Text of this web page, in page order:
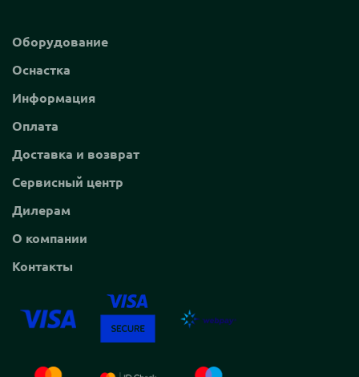
Оборудование
Оснастка
Информация
Оплата
Доставка и возврат
Сервисный центр
Дилерам
О компании
Контакты